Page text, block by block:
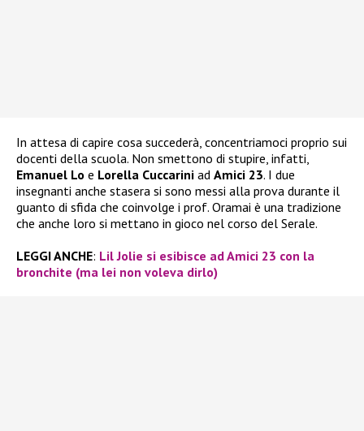
In attesa di capire cosa succederà, concentriamoci proprio sui
docenti della scuola. Non smettono di stupire, infatti,
Emanuel Lo e Lorella Cuccarini ad Amici 23. I due
insegnanti anche stasera si sono messi alla prova durante il
guanto di sfida che coinvolge i prof. Oramai è una tradizione
che anche loro si mettano in gioco nel corso del Serale.
LEGGI ANCHE: Lil Jolie si esibisce ad Amici 23 con la
bronchite (ma lei non voleva dirlo)